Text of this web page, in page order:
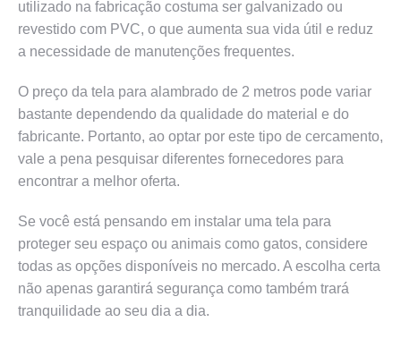
utilizado na fabricação costuma ser galvanizado ou
revestido com PVC, o que aumenta sua vida útil e reduz
a necessidade de manutenções frequentes.
O preço da tela para alambrado de 2 metros pode variar
bastante dependendo da qualidade do material e do
fabricante. Portanto, ao optar por este tipo de cercamento,
vale a pena pesquisar diferentes fornecedores para
encontrar a melhor oferta.
Se você está pensando em instalar uma tela para
proteger seu espaço ou animais como gatos, considere
todas as opções disponíveis no mercado. A escolha certa
não apenas garantirá segurança como também trará
tranquilidade ao seu dia a dia.